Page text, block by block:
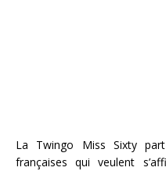
La Twingo Miss Sixty
françaises qui veulent